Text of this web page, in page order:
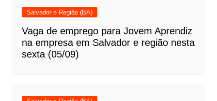
Salvador e Região (BA)
Vaga de emprego para Jovem Aprendiz
na empresa em Salvador e região nesta
sexta (05/09)